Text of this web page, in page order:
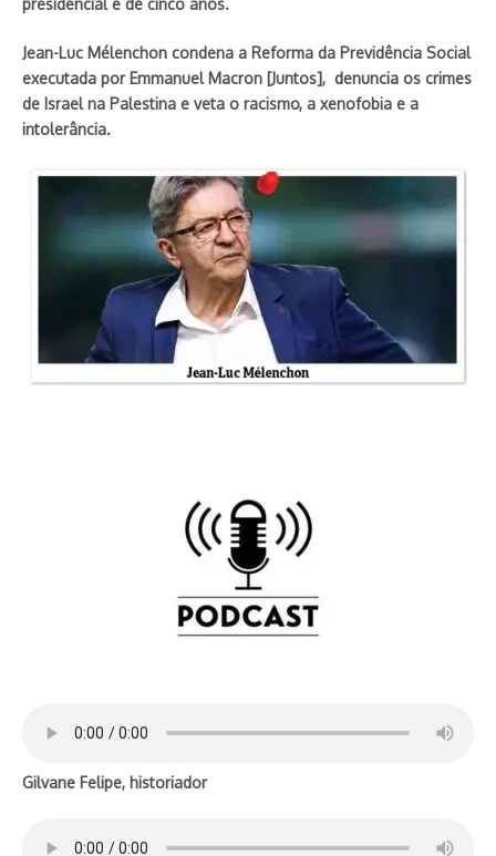
presidencial é de cinco anos.
Jean-Luc Mélenchon condena a Reforma da Previdência Social
executada por Emmanuel Macron [Juntos], denuncia os crimes
de Israel na Palestina e veta o racismo, a xenofobia e a
intolerância.
Gilvane Felipe, historiador